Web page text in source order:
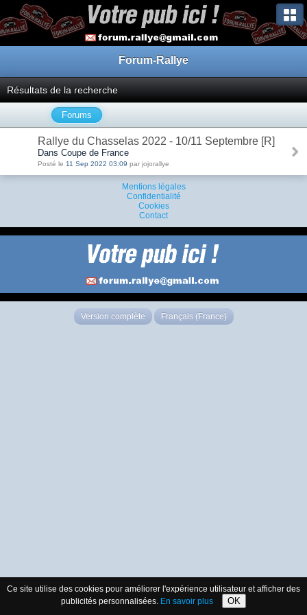
Forum-Rallye
Résultats de la recherche
Forums
Rallye du Chasselas 2022 - 10/11 Septembre [R]
Dans Coupe de France
Posté le 11 Sep 2022 03:09 par jojorallye
Mentions légales
Confidentialité
Cookies
Contact
Version complète Français (France)
Ce site utilise des cookies pour améliorer l'expérience utilisateur et afficher des
publicités personnalisées. En savoir plus OK